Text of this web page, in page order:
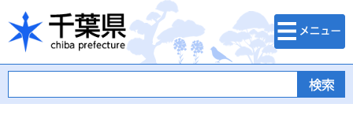
千葉県
検索・メニュ
ー